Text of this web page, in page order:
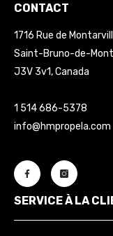
CONTACT
1716 Rue de
Saint-Bruno-de-
J3V 3v1, Canada
1 514 686-5378
info@hmpropela.com
SERVICE À LA